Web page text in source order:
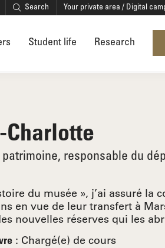
Search Your private area / Digital
Student life Research
responsable du
du musée », j’ai assuré la
en vue de leur transfert à
nouvelles réserves qui les
: Chargé(e) de cours